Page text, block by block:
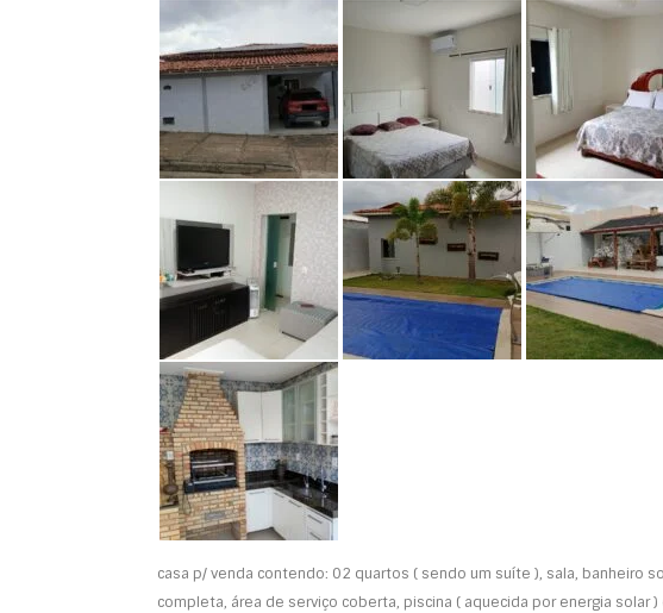
casa p/ venda contendo: 02 quartos ( sendo um suíte ), sala, banheiro
completa, área de serviço coberta, piscina ( aquecida por energia solar )